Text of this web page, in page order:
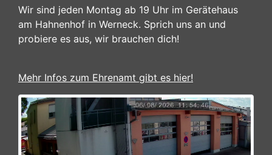
Wir sind jeden Montag ab 19 Uhr im Gerätehaus
am Hahnenhof in Werneck. Sprich uns an und
probiere es aus, wir brauchen dich!
Mehr Infos zum Ehrenamt gibt es hier!